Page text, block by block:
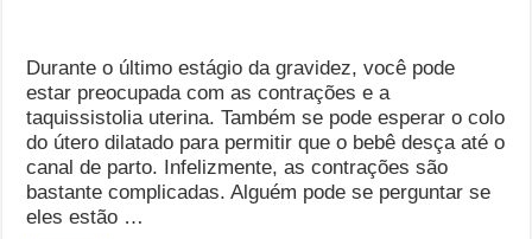
Durante o último estágio da gravidez, você pode
estar preocupada com as contrações e a
taquissistolia uterina. Também se pode esperar o colo
do útero dilatado para permitir que o bebê desça até o
canal de parto. Infelizmente, as contrações são
bastante complicadas. Alguém pode se perguntar se
eles estão …